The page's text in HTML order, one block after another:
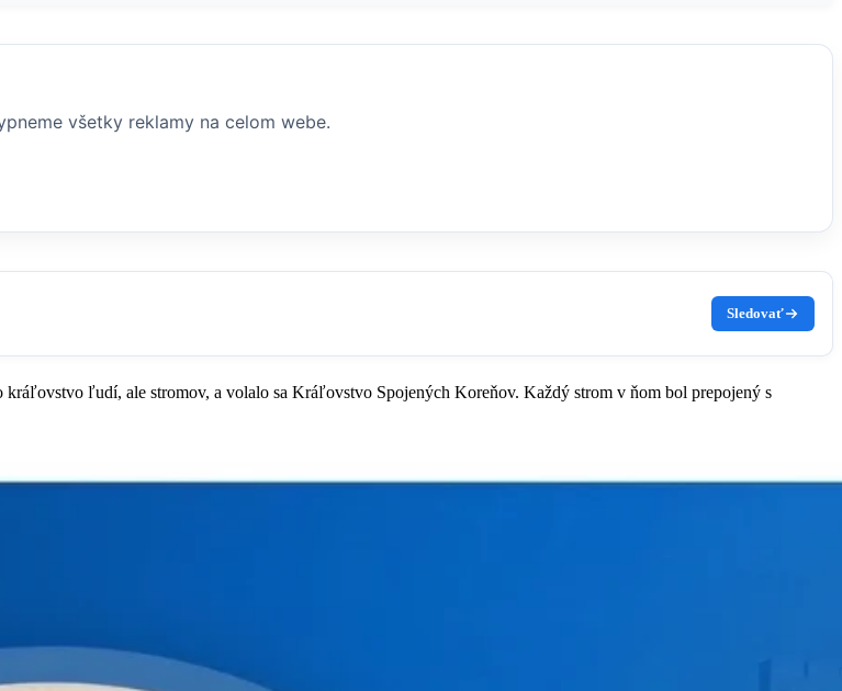
všetky reklamy na celom webe.
Sledovať
ľudí, ale stromov, a volalo sa Kráľovstvo Spojených Koreňov. Každý strom v ňom bol prepojený s